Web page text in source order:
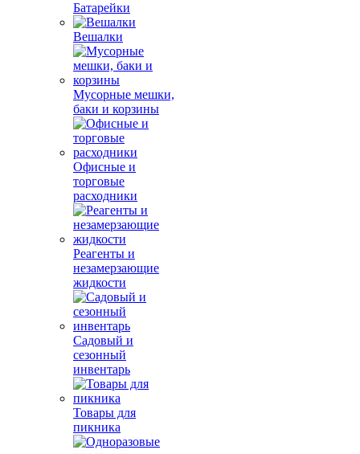
Батарейки
Вешалки
Мусорные мешки,
баки и корзины
Офисные и
торговые
расходники
Реагенты и
незамерзающие
жидкости
Садовый и
сезонный
инвентарь
Товары для
пикника